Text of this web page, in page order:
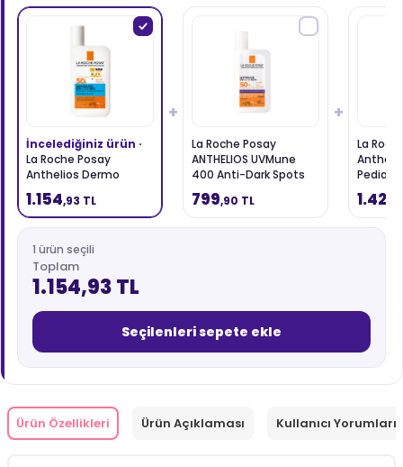
İncelediğiniz ürün ·
La Roche Posay
Anthelios Dermo
Pediatric Invisible Fluid
SPF50+ Çok Hassas
Ciltler Ve Çocuklar İçin
1.154,93 TL
+
La Roche Posay
ANTHELIOS UVMune
400 Anti-Dark Spots
Fluid SPF50+ Yüz
Güneş Kremi 50 ml
799,90 TL
+
La
400
Sprey
1.424
1 ürün seçili
Toplam
1.154,93 TL
Seçilenleri sepete ekle
Ürün Özellikleri Ürün Açıklaması Kullanıcı Yorumları